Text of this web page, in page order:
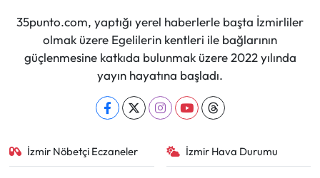
35punto.com, yaptığı yerel haberlerle başta İzmirliler
olmak üzere Egelilerin kentleri ile bağlarının
güçlenmesine katkıda bulunmak üzere 2022 yılında
yayın hayatına başladı.
İzmir Nöbetçi Eczaneler İzmir Hava Durumu